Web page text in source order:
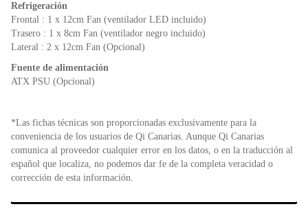
Refrigeración
Frontal : 1 x 12cm Fan (ventilador LED incluido)
Trasero : 1 x 8cm Fan (ventilador negro incluido)
Lateral : 2 x 12cm Fan (Opcional)
Fuente de alimentación
ATX PSU (Opcional)
*Las fichas técnicas son proporcionadas exclusivamente para la
conveniencia de los usuarios de Qi Canarias. Aunque Qi Canarias
comunica al proveedor cualquier error en los datos, o en la traducción al
español que localiza, no podemos dar fe de la completa veracidad o
corrección de esta información.